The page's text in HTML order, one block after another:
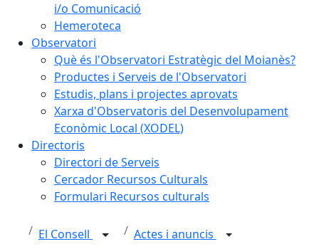
i/o Comunicació
Hemeroteca
Observatori
Què és l'Observatori Estratègic del Moianès?
Productes i Serveis de l'Observatori
Estudis, plans i projectes aprovats
Xarxa d'Observatoris del Desenvolupament
Econòmic Local (XODEL)
Directoris
Directori de Serveis
Cercador Recursos Culturals
Formulari Recursos culturals
El Consell
Actes i anuncis